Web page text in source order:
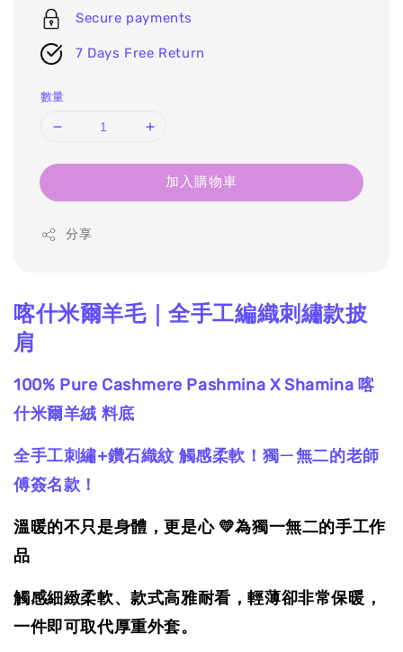
Secure payments
7 Days Free Return
數量
加入購物車
分享
喀什米爾羊毛｜全手工編織刺繡款披
肩
100% Pure Cashmere Pashmina X Shamina 喀
什米爾羊絨 料底
全手工刺繡+鑽石織紋 觸感柔軟！獨ㄧ無二的老師
傅簽名款！
溫暖的不只是身體，更是心 💛為獨一無二的手工作
品
觸感細緻柔軟、款式高雅耐看，輕薄卻非常保暖，
一件即可取代厚重外套。